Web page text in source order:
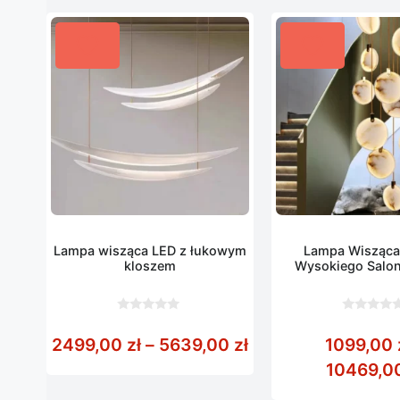
Lampa wisząca LED z łukowym
kloszem
5
2499,00 zł – 5639,00 złZakres cen: od
Lampa
Wysokiego
5
1099,00